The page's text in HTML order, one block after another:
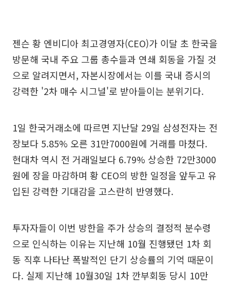
젠슨 황 엔비디아 최고경영자(CEO)가 이달 초 한국을
방문해 국내 주요 그룹 총수들과 연쇄 회동을 가질 것
으로 알려지면서, 자본시장에서는 이를 국내 증시의
강력한 '2차 매수 시그널'로 받아들이는 분위기다.
1일 한국거래소에 따르면 지난달 29일 삼성전자는 전
장보다 5.85% 오른 31만7000원에 거래를 마쳤다.
현대차 역시 전 거래일보다 6.79% 상승한 72만3000
원에 장을 마감하며 황 CEO의 방한 일정을 앞두고 유
입된 강력한 기대감을 고스란히 반영했다.
투자자들이 이번 방한을 주가 상승의 결정적 분수령
으로 인식하는 이유는 지난해 10월 진행됐던 1차 회
동 직후 나타난 폭발적인 단기 상승률의 기억 때문이
다. 실제 지난해 10월30일 1차 깐부회동 당시 10만